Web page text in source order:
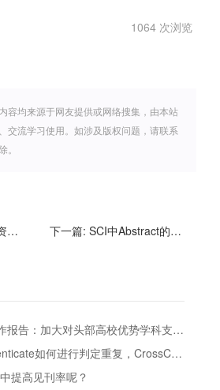
1064 次浏览
容均来源于网友提供或网络搜集，由本站
交流学习使用。如涉及版权问题，请联系
。 下一篇: SCI中Abstract的写作要领有哪些呢？
福建2026政府工作报告：加大对头部高校优势学科支持力度
CrossCheck/iThenticate如何进行判定重复，CrossCheck/iThenticate查重规则是什么？
提高见刊率呢？